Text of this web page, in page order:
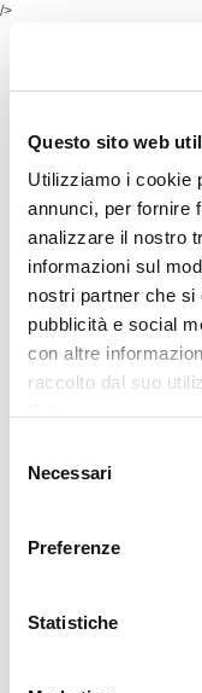
Questo sito web
Utilizziamo i cookie
annunci, per fornire
analizzare il nostro
informazioni sul
nostri partner che si
pubblicità e social
con altre
raccolto dal suo
delNecessari
Preferenze
Statistiche
/>